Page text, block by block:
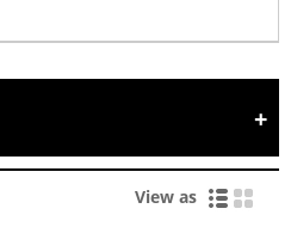
View as